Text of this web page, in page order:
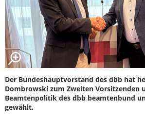
Der Bundeshauptvorstand des dbb hat
Dombrowski zum Zweiten Vorsitzenden
Beamtenpolitik des dbb beamtenbund
gewählt.